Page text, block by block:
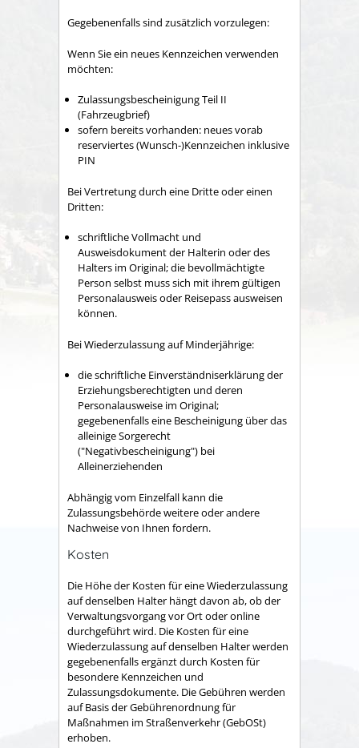
Gegebenenfalls sind zusätzlich vorzulegen:
Wenn Sie ein neues Kennzeichen verwenden
möchten:
Zulassungsbescheinigung Teil II
(Fahrzeugbrief)
sofern bereits vorhanden: neues vorab
reserviertes (Wunsch-)Kennzeichen inklusive
PIN
Bei Vertretung durch eine Dritte oder einen
Dritten:
schriftliche Vollmacht und
Ausweisdokument der Halterin oder des
Halters im Original; die bevollmächtigte
Person selbst muss sich mit ihrem gültigen
Personalausweis oder Reisepass ausweisen
können.
Bei Wiederzulassung auf Minderjährige:
die schriftliche Einverständniserklärung der
Erziehungsberechtigten und deren
Personalausweise im Original;
gegebenenfalls eine Bescheinigung über das
alleinige Sorgerecht
("Negativbescheinigung") bei
Alleinerziehenden
Abhängig vom Einzelfall kann die
Zulassungsbehörde weitere oder andere
Nachweise von Ihnen fordern.
Kosten
Die Höhe der Kosten für eine Wiederzulassung
auf denselben Halter hängt davon ab, ob der
Verwaltungsvorgang vor Ort oder online
durchgeführt wird. Die Kosten für eine
Wiederzulassung auf denselben Halter werden
gegebenenfalls ergänzt durch Kosten für
besondere Kennzeichen und
Zulassungsdokumente. Die Gebühren werden
auf Basis der Gebührenordnung für
Maßnahmen im Straßenverkehr (GebOSt)
erhoben.